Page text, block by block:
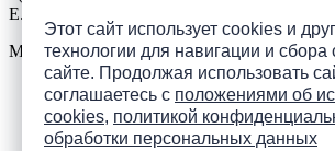
Этот сайт использует cookies и
технологии для навигации и сбора
сайте. Продолжая использовать
соглашаетесь с положениями об
cookies, политикой
обработки персональных данных
E.Sezeikina@mhpsk.ru
Меню
Слушать радио «7 небо» онлайн